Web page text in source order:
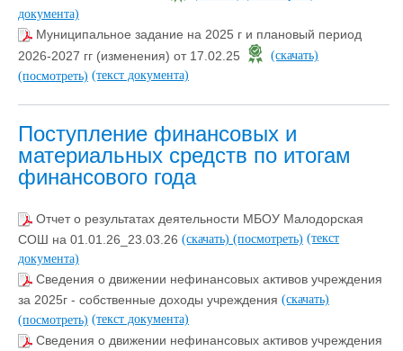
документа)
Муниципальное задание на 2025 г и плановый период
2026-2027 гг (изменения) от 17.02.25
(скачать)
(посмотреть) (текст документа)
Поступление финансовых и
материальных средств по итогам
финансового года
Отчет о результатах деятельности МБОУ Малодорская
СОШ на 01.01.26_23.03.26 (скачать) (посмотреть) (текст
документа)
Сведения о движении нефинансовых активов учреждения
за 2025г - собственные доходы учреждения (скачать)
(посмотреть) (текст документа)
Сведения о движении нефинансовых активов учреждения